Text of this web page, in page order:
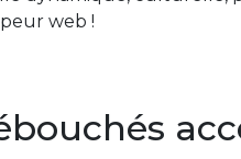
web !